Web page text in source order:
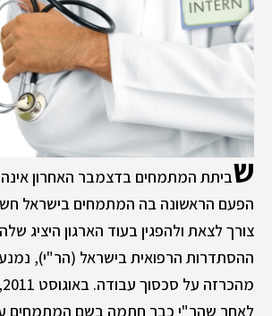
שביתת המתמחים בדצמבר האחרון אינה
הפעם הראשונה בה המתמחים בישראל
צורך לצאת ולהפגין בעוד הארגון היציג
ההסתדרות הרפואית בישראל (הר"י),
מהכרזה על סכסוך עבודה. באוגוסט 2011,
לאחר שהר"י כבר חתמה בשם המתמחים